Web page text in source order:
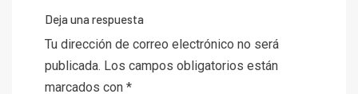
Deja una respuesta
Tu dirección de correo electrónico no será
publicada. Los campos obligatorios están
marcados con *